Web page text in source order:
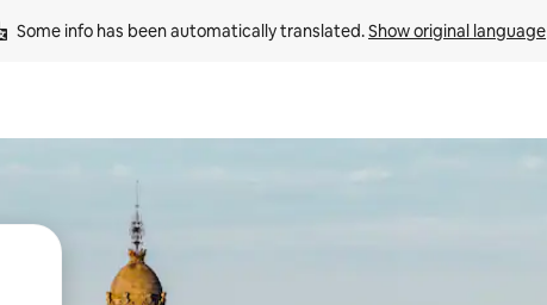
Some info has been automatically translated. Show original language